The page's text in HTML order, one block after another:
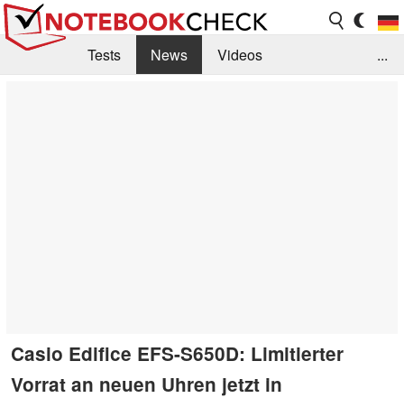
Tests News
Videos
...
Casio Edifice EFS-S650D: Limitierter
Vorrat an neuen Uhren jetzt in